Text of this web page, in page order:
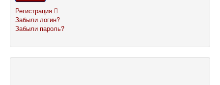
Регистрация
Забыли логин?
Забыли пароль?